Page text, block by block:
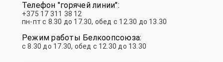
Телефон "горячей линии":
+375 17 311 38 12
пн-пт с 8.30 до 17.30, обед с 12.30 до 13.30
Режим работы Белкоопсоюза:
с 8.30 до 17.30, обед с 12.30 до 13.30